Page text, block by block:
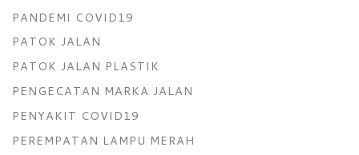
PANDEMI COVID19
PATOK JALAN
PATOK JALAN PLASTIK
PENGECATAN MARKA JALAN
PENYAKIT COVID19
PEREMPATAN LAMPU MERAH